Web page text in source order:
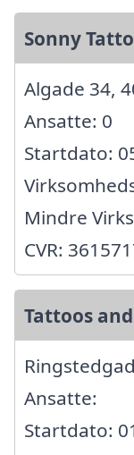
Sonny
Algade 34,
Ansatte: 0
Startdato:
Mindre
CVR:
Tattoos
Ansatte:
Startdato: